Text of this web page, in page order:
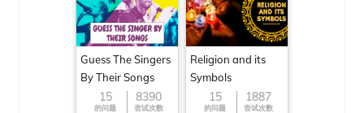
Guess The Singers
By Their Songs
15
的问题
8390
尝试次数
Religion and its
Symbols
15
的问题
1887
尝试次数